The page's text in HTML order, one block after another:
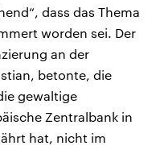
dass das Thema
worden sei. Der
an der
betonte, die
gewaltige
Zentralbank in
hat, nicht im